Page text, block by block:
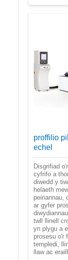
proffilio
echel
Disgrifiad
cyfrifo a
diwedd y
helaeth
peiriannau,
ar gyfer
twll llinell
yn plygu a
prosesu o'r
templedi,
llaw ac